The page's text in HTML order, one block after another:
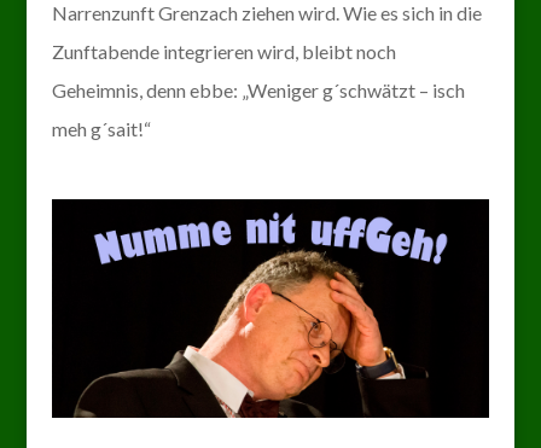
Narrenzunft Grenzach ziehen wird. Wie es sich in die
Zunftabende integrieren wird, bleibt noch
Geheimnis, denn ebbe: „Weniger g´schwätzt – isch
meh g´sait!“